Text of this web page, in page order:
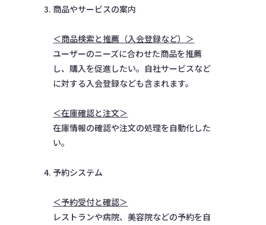
商品やサービスの案内
＜商品検索と推薦（入会登録など）＞
ユーザーのニーズに合わせた商品を推薦
し、購入を促進したい。自社サービスなど
に対する入会登録なども含まれます。
＜在庫確認と注文＞
在庫情報の確認や注文の処理を自動化した
い。
予約システム
＜予約受付と確認＞
レストランや病院、美容院などの予約を自